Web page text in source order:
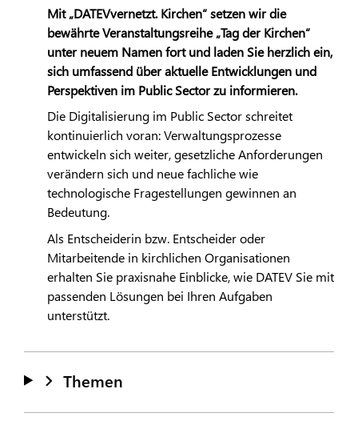
Mit „DATEVvernetzt. Kirchen“ setzen wir die
bewährte Veranstaltungsreihe „Tag der Kirchen“
unter neuem Namen fort und laden Sie herzlich ein,
sich umfassend über aktuelle Entwicklungen und
Perspektiven im Public Sector zu informieren.
Die Digitalisierung im Public Sector schreitet
kontinuierlich voran: Verwaltungsprozesse
entwickeln sich weiter, gesetzliche Anforderungen
verändern sich und neue fachliche wie
technologische Fragestellungen gewinnen an
Bedeutung.
Als Entscheiderin bzw. Entscheider oder
Mitarbeitende in kirchlichen Organisationen
erhalten Sie praxisnahe Einblicke, wie DATEVSie mit
passenden Lösungen bei Ihren Aufgaben
unterstützt.
Themen